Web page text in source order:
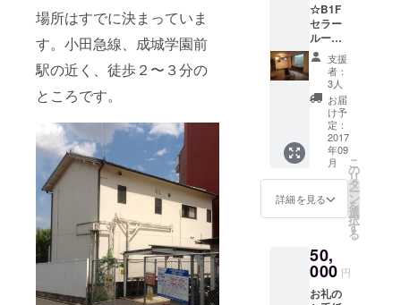
場所はすでに決まっていま
す。小田急線、成城学園前
駅の近く、徒歩２〜３分の
ところです。
☆B1F
セラー
ルーム2
日間利
用権
（有効
期限
2018年
12月ま
で／ご
利用日
はご相
談下さ
い。）
お礼
の手紙
リア
ファイ
ル
支援
者：
3人
お届
け予
定：
2017
年09
月
詳細を見る
こ
の
リ
タ
ー
ン
を
選
択
す
る
50,
000 円
お礼の